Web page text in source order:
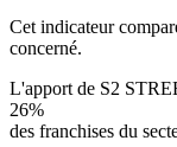
Cet indicateur
concerné.
L'apport de S2
26%
des franchises du